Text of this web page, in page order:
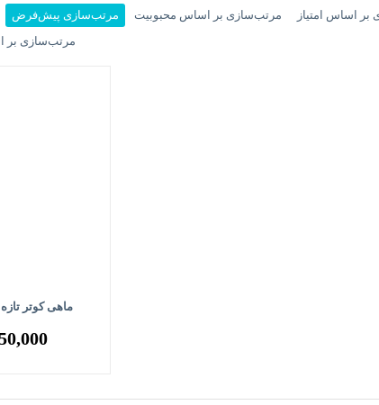
مرتب‌سازی پیش‌فرض مرتب‌سازی بر اساس محبوبیت اساس امتیاز
مرتب‌سازی بر
ماهی کوتر